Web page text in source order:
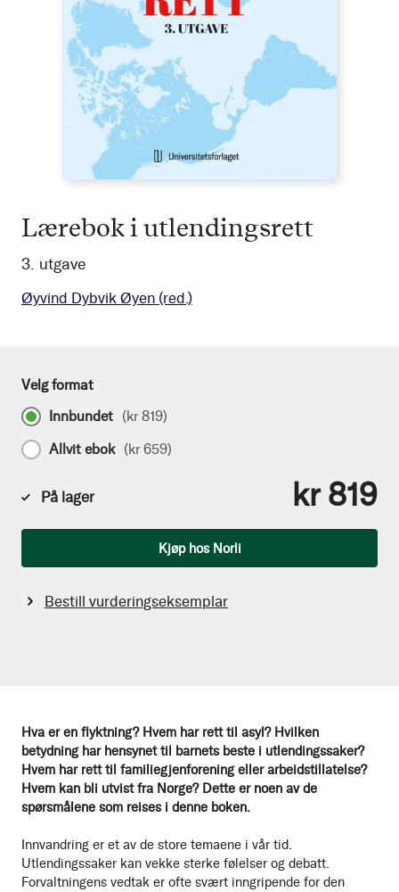
Lærebok i utlendingsrett
3. utgave
Øyvind Dybvik Øyen (red.)
Hva er en flyktning? Hvem har rett til asyl? Hvilken
betydning har hensynet til barnets beste i utlendingssaker?
Hvem har rett til familiegjenforening eller arbeidstillatelse?
Hvem kan bli utvist fra Norge? Dette er noen av de
spørsmålene som reises i denne boken.
Innvandring er et av de store temaene i vår tid.
Utlendingssaker kan vekke sterke følelser og debatt.
Forvaltningens vedtak er ofte svært inngripende for den
Velg format
Innbundet (kr 819)
Allvit ebok (kr 659)
På lager kr 819
Kjøp hos Norli
Bestill vurderingseksemplar